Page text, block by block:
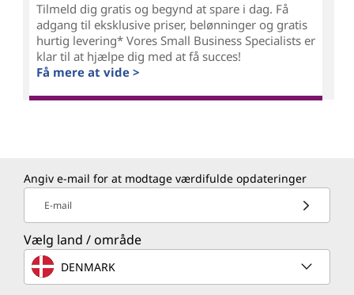
Tilmeld dig gratis og begynd at spare i dag. Få
adgang til eksklusive priser, belønninger og gratis
hurtig levering* Vores Small Business Specialists er
klar til at hjælpe dig med at få succes!
Få mere at vide >
Angiv e-mail for at modtage værdifulde opdateringer
E-mail
Vælg land / område
DENMARK